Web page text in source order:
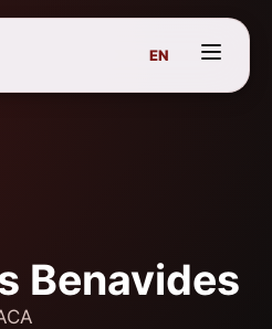
EN
Benavides